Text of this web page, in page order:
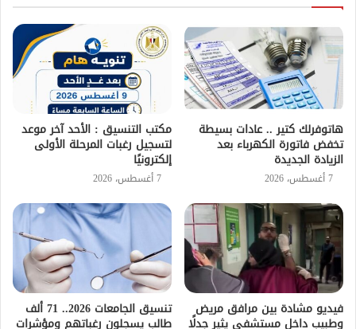
هاتوفرلك كتير .. عادات بسيطة
تخفض فاتورة الكهرباء بعد
الزيادة الجديدة
7 أغسطس، 2026
مكتب التنسيق : الأحد آخر موعد
لتسجيل رغبات المرحلة الأولى
إلكترونيًا
7 أغسطس، 2026
فيديو مشادة بين مرافق مريض
وطبيب داخل مستشفى يثير جدلًا
تنسيق الجامعات 2026.. 71 ألف
طالب يسجلون رغباتهم ومؤشرات